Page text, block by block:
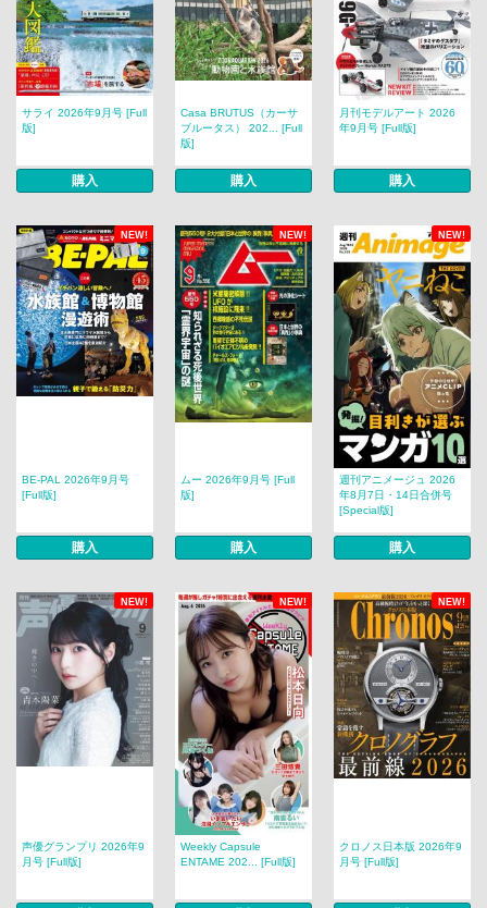
サライ 2026年9月号 [Full
版]
購入
Casa BRUTUS（カーサ
ブルータス） 202... [Full
版]
購入
月刊モデルアート 2026
年9月号 [Full版]
購入
NEW! NEW! NEW!
BE-PAL 2026年9月号
[Full版]
購入
ムー 2026年9月号 [Full
版]
購入
週刊アニメージュ 2026
年8月7日・14日合併号
[Special版]
購入
NEW! NEW! NEW!
声優グランプリ 2026年9
月号 [Full版]
Weekly Capsule
ENTAME 202... [Full版]
クロノス日本版 2026年9
月号 [Full版]